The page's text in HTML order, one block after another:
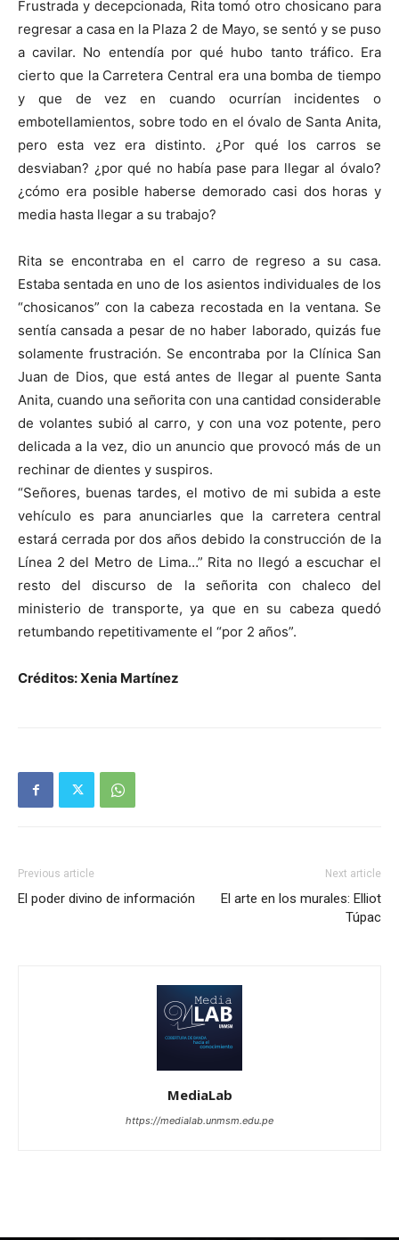
Frustrada y decepcionada, Rita tomó otro chosicano para
regresar a casa en la Plaza 2 de Mayo, se sentó y se puso
a cavilar. No entendía por qué hubo tanto tráfico. Era
cierto que la Carretera Central era una bomba de tiempo
y que de vez en cuando ocurrían incidentes o
embotellamientos, sobre todo en el óvalo de Santa Anita,
pero esta vez era distinto. ¿Por qué los carros se
desviaban? ¿por qué no había pase para llegar al óvalo?
¿cómo era posible haberse demorado casi dos horas y
media hasta llegar a su trabajo?
Rita se encontraba en el carro de regreso a su casa.
Estaba sentada en uno de los asientos individuales de los
“chosicanos” con la cabeza recostada en la ventana. Se
sentía cansada a pesar de no haber laborado, quizás fue
solamente frustración. Se encontraba por la Clínica San
Juan de Dios, que está antes de llegar al puente Santa
Anita, cuando una señorita con una cantidad considerable
de volantes subió al carro, y con una voz potente, pero
delicada a la vez, dio un anuncio que provocó más de un
rechinar de dientes y suspiros.
“Señores, buenas tardes, el motivo de mi subida a este
vehículo es para anunciarles que la carretera central
estará cerrada por dos años debido la construcción de la
Línea 2 del Metro de Lima…” Rita no llegó a escuchar el
resto del discurso de la señorita con chaleco del
ministerio de transporte, ya que en su cabeza quedó
retumbando repetitivamente el “por 2 años”.
Créditos: Xenia Martínez
Previous article
El poder divino de información
Next article
El arte en los murales: Elliot
Túpac
MediaLab
https://medialab.unmsm.edu.pe